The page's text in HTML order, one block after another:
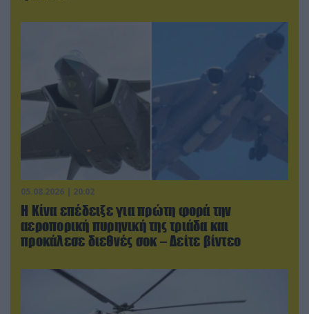
05.08.2026 | 20:02
Η Κίνα επέδειξε για πρώτη φορά την
αεροπορική πυρηνική της τριάδα και
προκάλεσε διεθνές σοκ – Δείτε βίντεο